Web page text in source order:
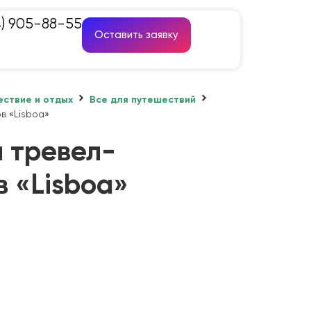
905-88-55
Оставить заявку
и отдых
Все для путешествий
«Lisboa»
тревел-
«Lisboa»